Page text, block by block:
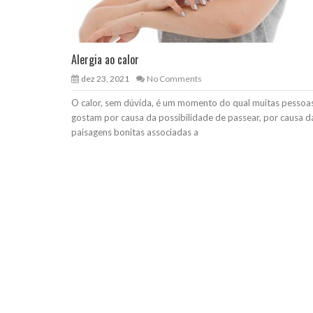
Alergia ao calor
dez 23, 2021 No Comments
O calor, sem dúvida, é um momento do qual muitas
gostam por causa da possibilidade de passear, por causa
paisagens bonitas associadas a